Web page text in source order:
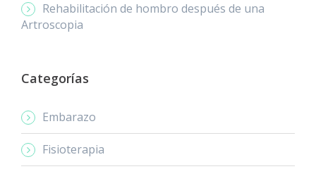
Rehabilitación de hombro después de una
Artroscopia
Categorías
Embarazo
Fisioterapia